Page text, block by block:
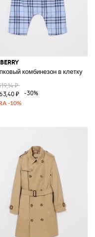
полосками
комбинезон в клетку
₽
₽
-30%